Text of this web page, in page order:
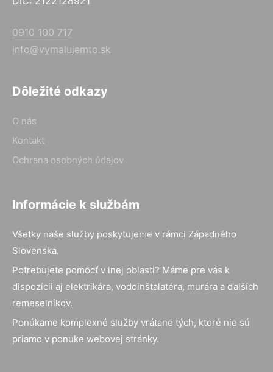
0910 100 717
info@vymalujemto.sk
Dôležité odkazy
O nás
Kontakt
Ochrana osobných údajov
Informácie k službám
Všetky naše služby poskytujeme v rámci Západného
Slovenska.
Potrebujete pomôcť v inej oblasti? Máme pre vás k
dispozícii aj elektrikára, vodoinštalatéra, murára a ďalších
remeselníkov.
Ponúkame komplexné služby vrátane tých, ktoré nie sú
priamo v ponuke webovej stránky.